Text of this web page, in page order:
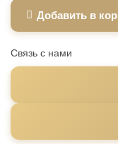
Добавить в
Связь с нами